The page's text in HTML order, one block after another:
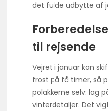
det fulde udbytte af
til rejsende
Vejret i januar kan
frost på få timer, så
polakkerne selv: lag
vinterdetaljer. Det